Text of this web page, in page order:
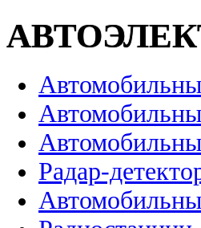
Радар-